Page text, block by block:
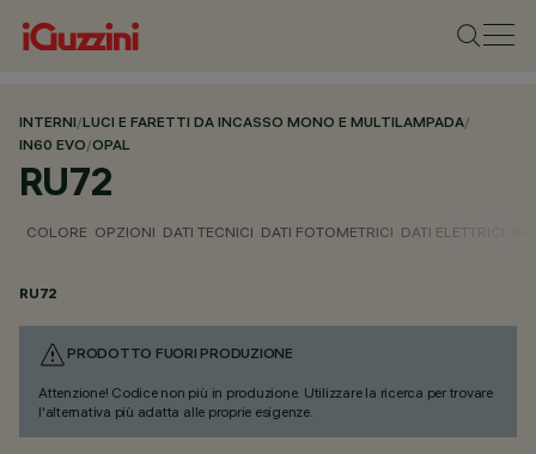
INTERNI/LUCI E FARETTI DA INCASSO MONO E MULTILAMPADA/
IN60 EVO/OPAL
RU72
COLORE OPZIONI DATI TECNICI DATI FOTOMETRICI DATI ELETTRICI
RU72
PRODOTTO FUORI PRODUZIONE
Attenzione! Codice non più in produzione. Utilizzare la ricerca per trovare
l'alternativa più adatta alle proprie esigenze.